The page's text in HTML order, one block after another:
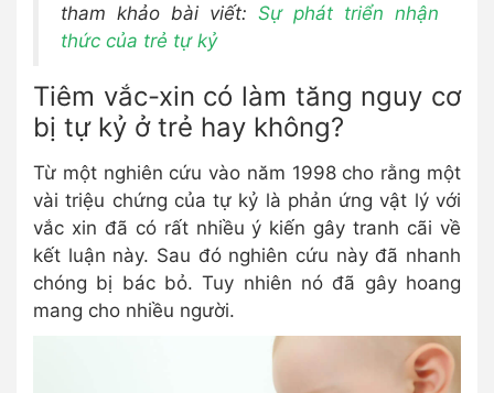
tham khảo bài viết: Sự phát triển nhận
thức của trẻ tự kỷ
Tiêm vắc-xin có làm tăng nguy cơ
bị tự kỷ ở trẻ hay không?
Từ một nghiên cứu vào năm 1998 cho rằng một
vài triệu chứng của tự kỷ là phản ứng vật lý với
vắc xin đã có rất nhiều ý kiến gây tranh cãi về
kết luận này. Sau đó nghiên cứu này đã nhanh
chóng bị bác bỏ. Tuy nhiên nó đã gây hoang
mang cho nhiều người.